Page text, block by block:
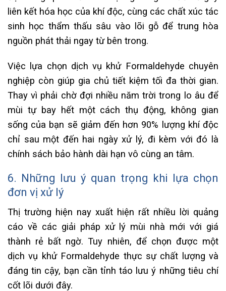
liên kết hóa học của khí độc, cùng các chất xúc tác
sinh học thẩm thấu sâu vào lõi gỗ để trung hòa
nguồn phát thải ngay từ bên trong.
Việc lựa chọn dịch vụ khử Formaldehyde chuyên
nghiệp còn giúp gia chủ tiết kiệm tối đa thời gian.
Thay vì phải chờ đợi nhiều năm trời trong lo âu để
mùi tự bay hết một cách thụ động, không gian
sống của bạn sẽ giảm đến hơn 90% lượng khí độc
chỉ sau một đến hai ngày xử lý, đi kèm với đó là
chính sách bảo hành dài hạn vô cùng an tâm.
6. Những lưu ý quan trọng khi lựa chọn
đơn vị xử lý
Thị trường hiện nay xuất hiện rất nhiều lời quảng
cáo về các giải pháp xử lý mùi nhà mới với giá
thành rẻ bất ngờ. Tuy nhiên, để chọn được một
dịch vụ khử Formaldehyde thực sự chất lượng và
đáng tin cậy, bạn cần tỉnh táo lưu ý những tiêu chí
cốt lõi dưới đây.